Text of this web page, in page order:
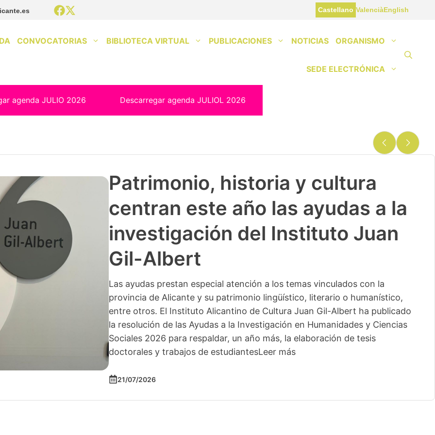
Castellano ValenciàEnglish
CONVOCATORIAS BIBLIOTECA VIRTUAL PUBLICACIONES NOTICIAS ORGANISMO
SEDE ELECTRÓNICA
agenda JULIO 2026 Descarregar agenda JULIOL 2026
Patrimonio, historia y cultura
centran este año las ayudas a la
investigación del Instituto Juan
Gil-Albert
Las ayudas prestan especial atención a los temas vinculados con la
provincia de Alicante y su patrimonio lingüístico, literario o humanístico,
entre otros. El Instituto Alicantino de Cultura Juan Gil-Albert ha publicado
la resolución de las Ayudas a la Investigación en Humanidades y Ciencias
Sociales 2026 para respaldar, un año más, la elaboración de tesis
doctorales y trabajos de estudiantesLeer más
21/07/2026